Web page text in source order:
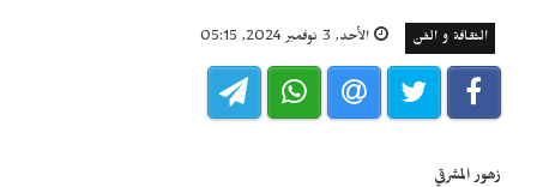
الثقافة و الفن الأحد, 3 نوفمبر 2024, 05:15
زهور المشرقي